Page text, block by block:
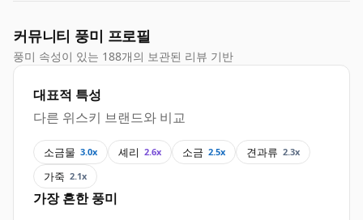
커뮤니티 풍미 프로필
풍미 속성이 있는 188개의 보관된 리뷰 기반
대표적 특성
다른 위스키 브랜드와 비교
소금물 3.0x 셰리 2.6x 소금 2.5x 견과류 2.3x
가죽 2.1x
가장 흔한 풍미